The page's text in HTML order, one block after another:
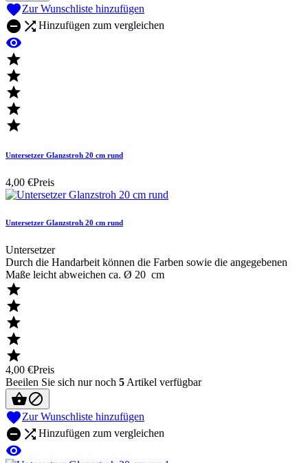
Zur Wunschliste hinzufügen
  Hinzufügen zum vergleichen






Untersetzer Glanzstroh 20 cm rund
4,00 €Preis
Untersetzer Glanzstroh 20 cm rund
Untersetzer
Durch die Handarbeit können die Farben sowie die angegebenen
Maße leicht abweichen ca. Ø 20 cm





4,00 €Preis
Beeilen Sie sich nur noch 5 Artikel verfügbar

Zur Wunschliste hinzufügen
  Hinzufügen zum vergleichen
